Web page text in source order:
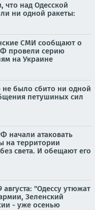
что над Одесской
ни одной ракеты:
СМИ сообщают о
провели серию
на Украине
не было сбито ни одной
петушиных сил
начали атаковать
на территории
света. И обещают его
"Одессу утюжат
Зеленский
- уже осенью